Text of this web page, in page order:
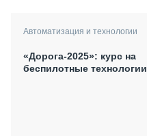
Автоматизация и технологии
«Дорога-2025»: курс на
беспилотные технологии